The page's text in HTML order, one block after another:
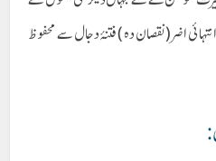
اضر (نقصان دہ )فتنۂ دجال سے محفوظ
: